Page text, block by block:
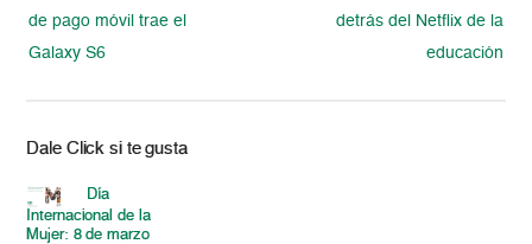
de pago móvil trae el
Galaxy S6
detrás del Netflix de la
educación
Dale Click si te gusta
Día
Internacional de la
Mujer: 8 de marzo